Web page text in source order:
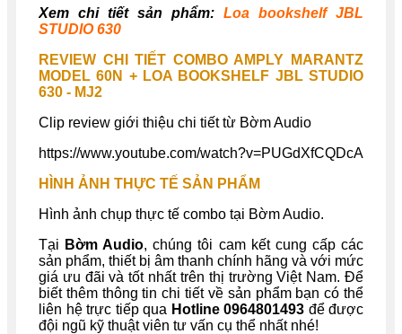
Xem chi tiết sản phẩm: Loa bookshelf JBL
STUDIO 630
REVIEW CHI TIẾT COMBO AMPLY MARANTZ
MODEL 60N + LOA BOOKSHELF JBL STUDIO
630 - MJ2
Clip review giới thiệu chi tiết từ Bờm Audio
https://www.youtube.com/watch?v=PUGdXfCQDcA
HÌNH ẢNH THỰC TẾ SẢN PHẨM
Hình ảnh chụp thực tế combo tại Bờm Audio.
Tại Bờm Audio, chúng tôi cam kết cung cấp các
sản phẩm, thiết bị âm thanh chính hãng và với mức
giá ưu đãi và tốt nhất trên thị trường Việt Nam. Để
biết thêm thông tin chi tiết về sản phẩm bạn có thể
liên hệ trực tiếp qua Hotline 0964801493 để được
đội ngũ kỹ thuật viên tư vấn cụ thể nhất nhé!